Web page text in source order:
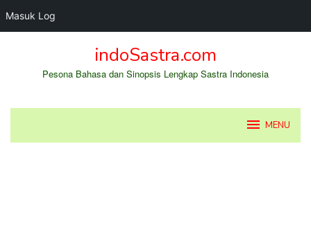
Masuk Log
indoSastra.com
Pesona Bahasa dan Sinopsis Lengkap Sastra Indonesia
MENU